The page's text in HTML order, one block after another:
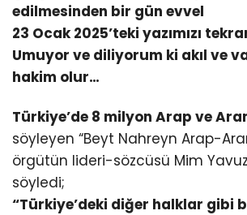
edilmesinden bir gün evvel
23 Ocak 2025’teki yazımızı
Umuyor ve diliyorum ki akıl ve
hakim olur…
Türkiye’de 8 milyon Arap ve
söyleyen “Beyt Nahreyn Arap-
örgütün lideri-sözcüsü Mim
söyledi;
“Türkiye’deki diğer halklar gibi